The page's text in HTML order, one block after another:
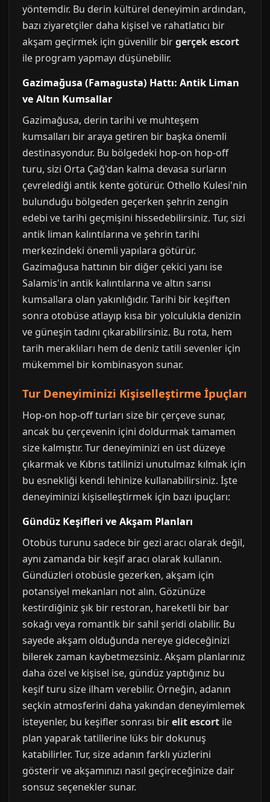
yöntemdir. Bu derin kültürel deneyimin ardından,
bazı ziyaretçiler daha kişisel ve rahatlatıcı bir
akşam geçirmek için güvenilir birgerçek escort
ile program yapmayı düşünebilir.
Gazimağusa (Famagusta) Hattı: Antik Liman
ve Altın Kumsallar
Gazimağusa, derin tarihi ve muhteşem
kumsalları bir araya getiren bir başka önemli
destinasyondur. Bu bölgedeki hop-on hop-off
turu, sizi Orta Çağ'dan kalma devasa surların
çevrelediği antik kente götürür. Othello Kulesi'nin
bulunduğu bölgeden geçerken şehrin zengin
edebi ve tarihi geçmişini hissedebilirsiniz. Tur, sizi
antik liman kalıntılarına ve şehrin tarihi
merkezindeki önemli yapılara götürür.
Gazimağusa hattının bir diğer çekici yanı ise
Salamis'in antik kalıntılarına ve altın sarısı
kumsallara olan yakınlığıdır. Tarihi bir keşiften
sonra otobüse atlayıp kısa bir yolculukla denizin
ve güneşin tadını çıkarabilirsiniz. Bu rota, hem
tarih meraklıları hem de deniz tatili sevenler için
mükemmel bir kombinasyon sunar.
Tur Deneyiminizi Kişiselleştirme İpuçları
Hop-on hop-off turları size bir çerçeve sunar,
ancak bu çerçevenin içini doldurmak tamamen
size kalmıştır. Tur deneyiminizi en üst düzeye
çıkarmak ve Kıbrıs tatilinizi unutulmaz kılmak için
bu esnekliği kendi lehinize kullanabilirsiniz. İşte
deneyiminizi kişiselleştirmek için bazı ipuçları:
Gündüz Keşifleri ve Akşam Planları
Otobüs turunu sadece bir gezi aracı olarak değil,
aynı zamanda bir keşif aracı olarak kullanın.
Gündüzleri otobüsle gezerken, akşam için
potansiyel mekanları not alın. Gözünüze
kestirdiğiniz şık bir restoran, hareketli bir bar
sokağı veya romantik bir sahil şeridi olabilir. Bu
sayede akşam olduğunda nereye gideceğinizi
bilerek zaman kaybetmezsiniz. Akşam planlarınız
daha özel ve kişisel ise, gündüz yaptığınız bu
keşif turu size ilham verebilir. Örneğin, adanın
seçkin atmosferini daha yakından deneyimlemek
isteyenler, bu keşifler sonrası birelit escort ile
plan yaparak tatillerine lüks bir dokunuş
katabilirler. Tur, size adanın farklı yüzlerini
gösterir ve akşamınızı nasıl geçireceğinize dair
sonsuz seçenekler sunar.